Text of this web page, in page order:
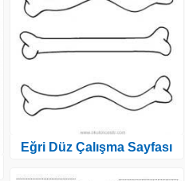
Eğri Düz Çalışma Sayfası